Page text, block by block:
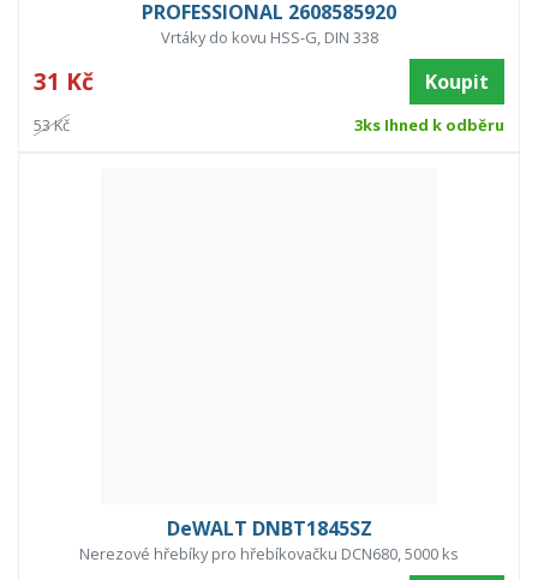
PROFESSIONAL 2608585920
Vrtáky do kovu HSS-G, DIN 338
31 Kč Koupit
53 Kč 3ks Ihned k odběru
DeWALT DNBT1845SZ
Nerezové hřebíky pro hřebíkovačku DCN680, 5000 ks